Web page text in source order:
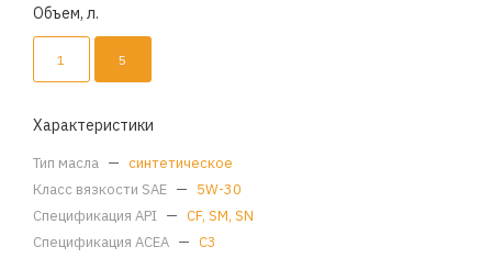
Объем, л.
1 5
Характеристики
Тип масла — синтетическое
Класс вязкости SAE — 5W-30
Спецификация API — CF, SM, SN
Спецификация ACEA — C3